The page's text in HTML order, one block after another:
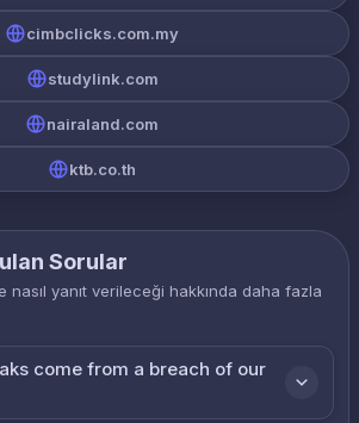
cimbclicks.com.my
studylink.com
nairaland.com
ktb.co.th
Sorular
nasıl yanıt verileceği hakkında daha fazla
come from a breach of our